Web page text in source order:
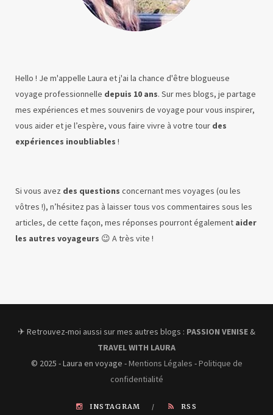
Hello ! Je m'appelle Laura et j'ai la chance d'être blogueuse
voyage professionnelle depuis 10 ans. Sur mes blogs, je partage
mes expériences et mes souvenirs de voyage pour vous inspirer,
vous aider et je l’espère, vous faire vivre à votre tour des
expériences inoubliables !
Si vous avez des questions concernant mes voyages (ou les
vôtres !), n’hésitez pas à laisser tous vos commentaires sous les
articles, de cette façon, mes réponses pourront également aider
les autres voyageurs 😉 A très vite !
✈︎ Retrouvez-moi aussi sur mes autres blogs : PASSION VENISE &
TRAVEL WITH LAURA
© 2025 - Laura en voyage -Mentions Légales -Politique de
confidentialité
INSTAGRAM RSS